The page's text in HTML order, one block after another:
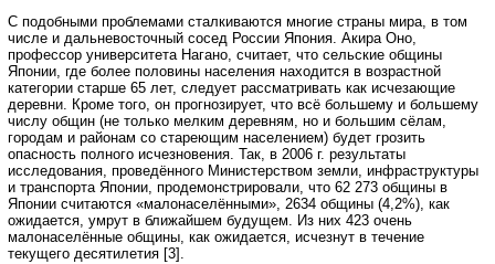
С подобными проблемами сталкиваются многие страны мира, в том
числе и дальневосточный сосед России Япония. Акира Оно,
профессор университета Нагано, считает, что сельские общины
Японии, где более половины населения находится в возрастной
категории старше 65 лет, следует рассматривать как исчезающие
деревни. Кроме того, он прогнозирует, что всё большему и большему
числу общин (не только мелким деревням, но и большим сёлам,
городам и районам со стареющим населением) будет грозить
опасность полного исчезновения. Так, в 2006 г. результаты
исследования, проведённого Министерством земли, инфраструктуры
и транспорта Японии, продемонстрировали, что 62 273 общины в
Японии считаются «малонаселёнными», 2634 общины (4,2%), как
ожидается, умрут в ближайшем будущем. Из них 423 очень
малонаселённые общины, как ожидается, исчезнут в течение
текущего десятилетия [3].